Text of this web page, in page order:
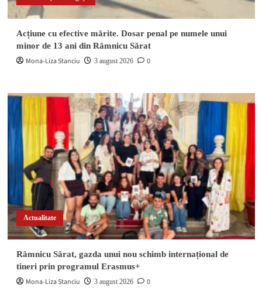
Acțiune cu efective mărite. Dosar penal pe numele unui
minor de 13 ani din Râmnicu Sărat
Mona-Liza Stanciu 3 august 2026 0
Actualitate
Râmnicu Sărat, gazda unui nou schimb internațional de
tineri prin programul Erasmus+
Mona-Liza Stanciu 3 august 2026 0